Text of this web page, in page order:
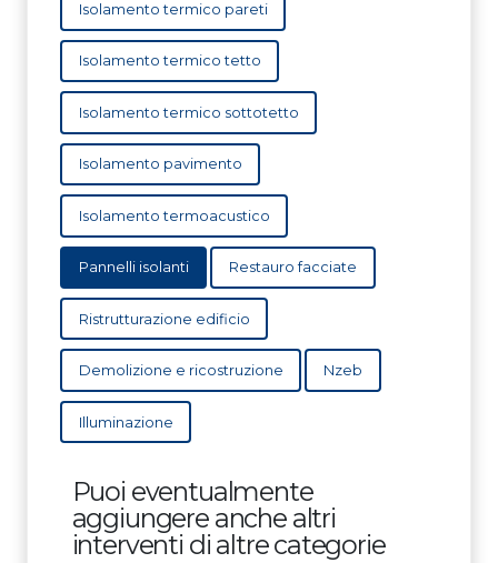
Isolamento termico pareti
Isolamento termico tetto
Isolamento termico sottotetto
Isolamento pavimento
Isolamento termoacustico
Pannelli isolanti Restauro facciate
Ristrutturazione edificio
Demolizione e ricostruzione Nzeb
Illuminazione
Puoi eventualmente
aggiungere anche altri
interventi di altre categorie